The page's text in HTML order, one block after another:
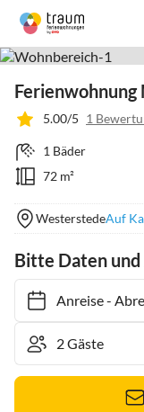
Ferienwohnung
5.00/5 1
1 Bäder
72 m²
WesterstedeAuf
Bitte Daten und
Anreise-